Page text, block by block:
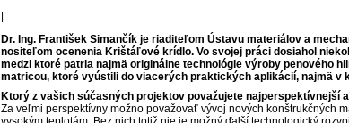
Dr. Ing. František Simančík je riaditeľom Ústavu materiálov a
nositeľom ocenenia Krištáľové krídlo. Vo svojej práci dosiahol
medzi ktoré patria najmä originálne technológie výroby penového
matricou, ktoré vyústili do viacerých praktických aplikácií, najmä v
Ktorý z vašich súčasných projektov považujete najperspektívnejší
Za veľmi perspektívny možno považovať vývoj nových konštrukčných